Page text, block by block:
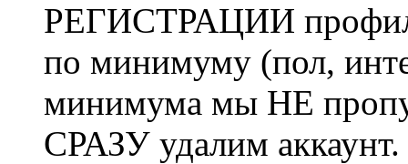
РЕГИСТРАЦИИ профиль
по минимуму (пол,
минимума мы НЕ
СРАЗУ удалим